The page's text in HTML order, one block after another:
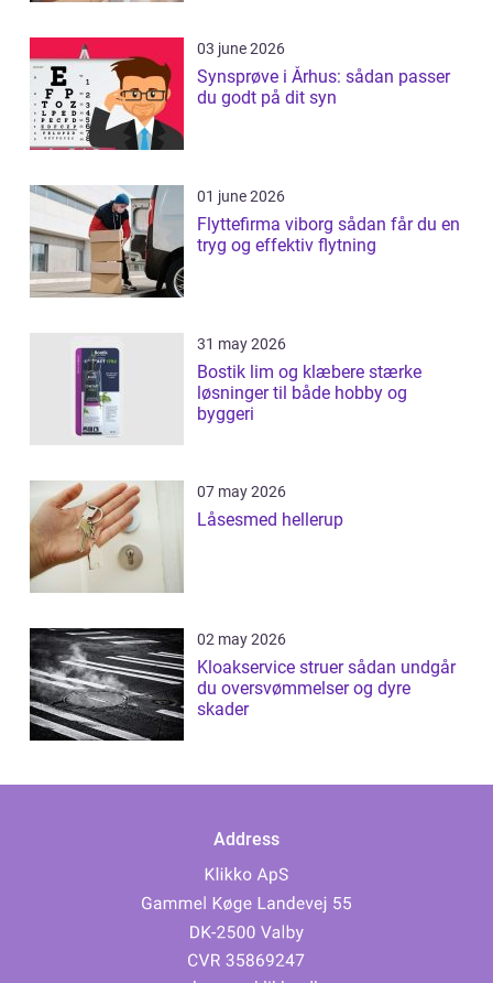
03 june 2026
Synsprøve i Århus: sådan passer
du godt på dit syn
01 june 2026
Flyttefirma viborg sådan får du en
tryg og effektiv flytning
31 may 2026
Bostik lim og klæbere stærke
løsninger til både hobby og
byggeri
07 may 2026
Låsesmed hellerup
02 may 2026
Kloakservice struer sådan undgår
du oversvømmelser og dyre
skader
Address